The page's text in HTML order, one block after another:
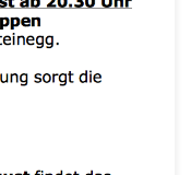
das traditionelle
immer sind
auf der